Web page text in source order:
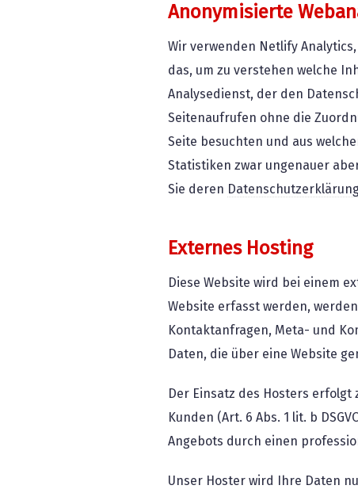
Anonymisierte
Wir verwenden Netlify
das, um zu verstehen welche
Analysedienst, der den
Seitenaufrufen ohne die
Seite besuchten und aus
Statistiken zwar ungenauer
Sie deren
Externes Hosting
Diese Website wird bei einem
Website erfasst werden,
Kontaktanfragen, Meta- und
Daten, die über eine Website
Der Einsatz des Hosters
Kunden (Art. 6 Abs. 1 lit. b
Angebots durch einen
Unser Hoster wird Ihre Daten